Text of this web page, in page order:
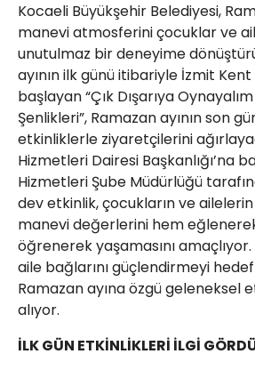
Kocaeli Büyükşehir Belediyesi,
manevi atmosferini çocuklar ve
unutulmaz bir deneyime
ayının ilk günü itibariyle İzmit Kent
başlayan “Çık Dışarıya
Şenlikleri”, Ramazan ayının son
etkinliklerle ziyaretçilerini
Hizmetleri Dairesi Başkanlığı’na
Hizmetleri Şube Müdürlüğü
dev etkinlik, çocukların ve ailelerin
manevi değerlerini hem
öğrenerek yaşamasını
aile bağlarını güçlendirmeyi
Ramazan ayına özgü geleneksel
alıyor.
İLK GÜN ETKİNLİKLERİ İLGİ